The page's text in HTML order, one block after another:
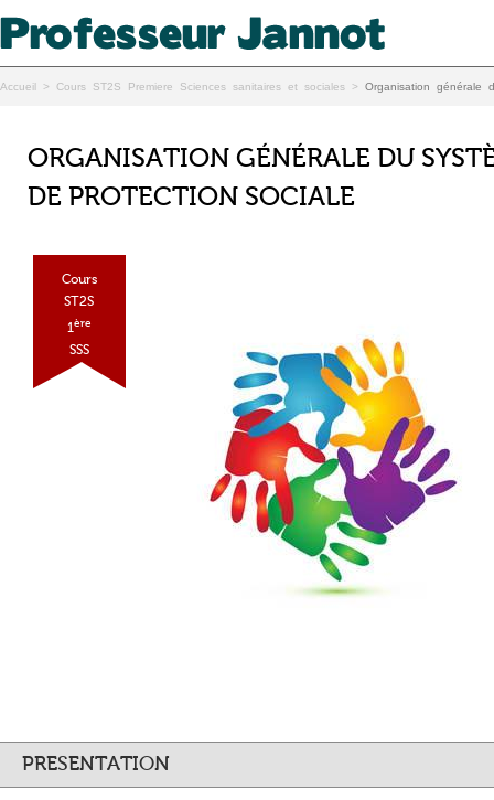
Accueil > Cours ST2S Premiere Sciences sanitaires et sociales > Organisation générale
ORGANISATION GÉNÉRALE DU
DE PROTECTION SOCIALE
Cours
ST2S
1ère
SSS
PRESENTATION